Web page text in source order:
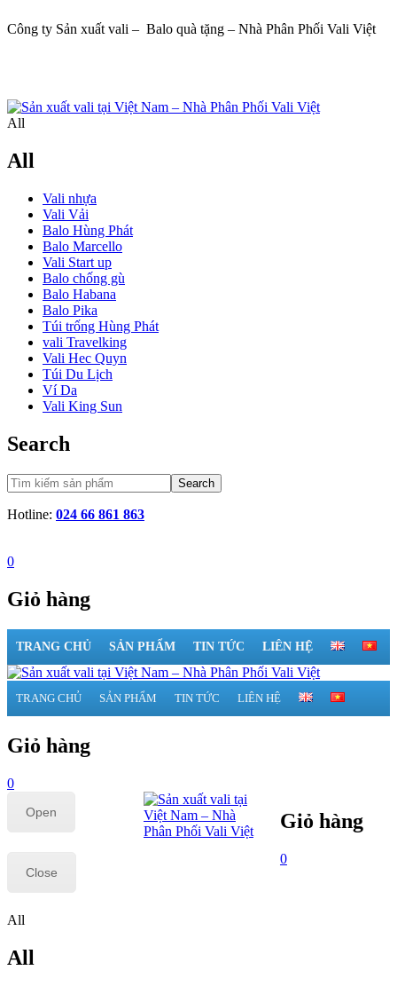
Công ty Sản xuất vali – Balo quà tặng – Nhà Phân Phối Vali Việt
All
All
Vali nhựa
Vali Vải
Balo Hùng Phát
Balo Marcello
Vali Start up
Balo chống gù
Balo Habana
Balo Pika
Túi trống Hùng Phát
vali Travelking
Vali Hec Quyn
Túi Du Lịch
Ví Da
Vali King Sun
Search
Search
Hotline: 024 66 861 863
0
Giỏ hàng
TRANG CHỦ SẢN PHẨM TIN TỨC LIÊN HỆ
TRANG CHỦ SẢN PHẨM TIN TỨC LIÊN HỆ
Giỏ hàng
0
Open
Close
All
All
Giỏ hàng
0